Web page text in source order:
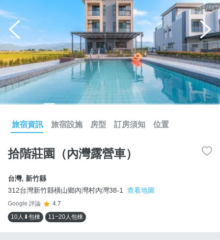
旅宿資訊 旅宿設施 房型 訂房須知 位置
拾階莊園（內灣露營車）
台灣, 新竹縣
312台灣新竹縣橫山鄉內灣村內灣38-1
查看地圖
Google 評論
4.7
10人⬇包棟
11~20人包棟